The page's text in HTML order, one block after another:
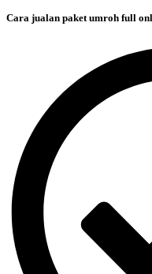
Cara jualan paket umroh full